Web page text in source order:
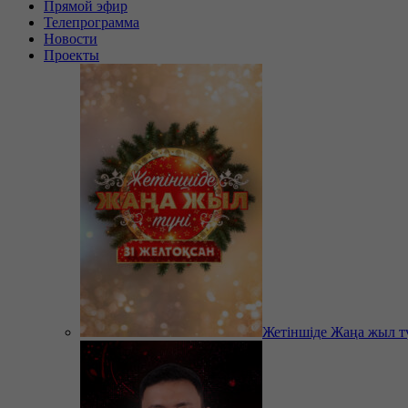
Прямой эфир
Телепрограмма
Новости
Проекты
Жетіншіде Жаңа жыл